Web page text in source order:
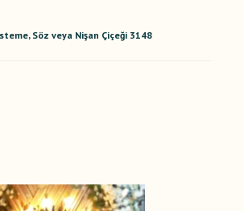
Söz veya Nişan Çiçeği 3148